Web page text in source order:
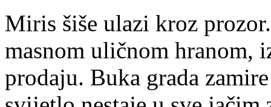
Miris šiše ulazi kroz
masnom uličnom hranom,
prodaju. Buka grada